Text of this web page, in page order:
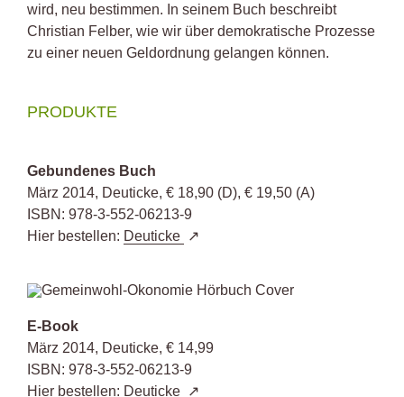
wird, neu bestimmen. In seinem Buch beschreibt
Christian Felber, wie wir über demokratische Prozesse
zu einer neuen Geldordnung gelangen können.
PRODUKTE
Gebundenes Buch
März 2014, Deuticke, € 18,90 (D), € 19,50 (A)
ISBN: 978-3-552-06213-9
Hier bestellen: Deuticke
E-Book
März 2014, Deuticke, € 14,99
ISBN: 978-3-552-06213-9
Hier bestellen: Deuticke